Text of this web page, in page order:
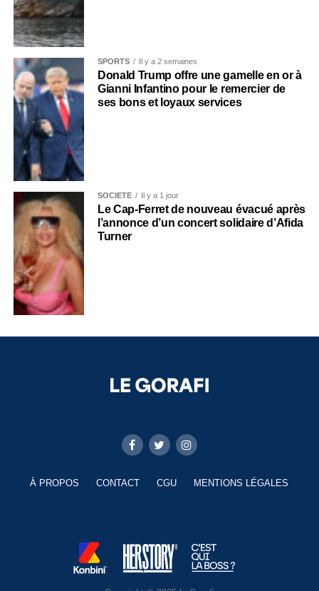
SPORTS Il y a 2 semaines
Donald Trump offre une gamelle en or à
Gianni Infantino pour le remercier de
ses bons et loyaux services
SOCIÉTÉ Il y a 1 jour
Le Cap-Ferret de nouveau évacué après
l’annonce d’un concert solidaire d’Afida
Turner
À PROPOS CONTACT CGU MENTIONS LÉGALES